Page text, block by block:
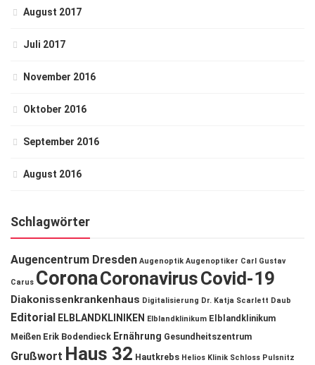
August 2017
Juli 2017
November 2016
Oktober 2016
September 2016
August 2016
Schlagwörter
Augencentrum Dresden Augenoptik Augenoptiker Carl Gustav
Carus CoronaCoronavirusCovid-19
Diakonissenkrankenhaus Digitalisierung Dr. Katja Scarlett Daub
Editorial ELBLANDKLINIKEN Elblandklinikum Elblandklinikum
Meißen Erik Bodendieck Ernährung Gesundheitszentrum
Grußwort Haus 32 Hautkrebs Helios Klinik Schloss Pulsnitz